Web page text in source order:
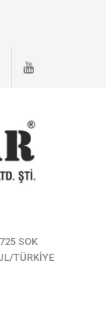
SOK
TÜRKİYE